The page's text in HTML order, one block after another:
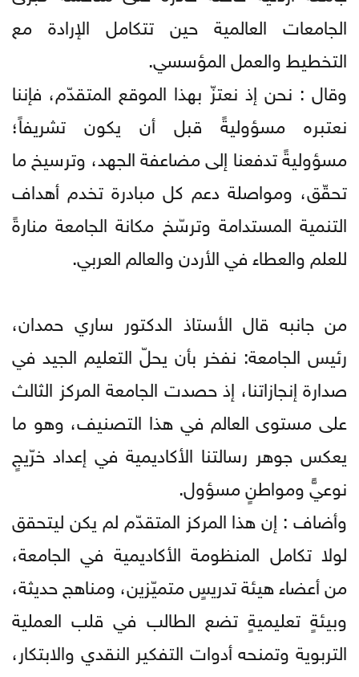
الجامعات العالمية حين تتكامل الإرادة مع
التخطيط والعمل المؤسسي.
وقال : نحن إذ نعتزّ بهذا الموقع المتقدّم، فإننا
نعتبره مسؤوليةً قبل أن يكون تشريفاً؛
مسؤوليةً تدفعنا إلى مضاعفة الجهد، وترسيخ ما
تحقّق، ومواصلة دعم كل مبادرة تخدم أهداف
التنمية المستدامة وترسّخ مكانة الجامعة منارةً
للعلم والعطاء في الأردن والعالم العربي.
من جانبه قال الأستاذ الدكتور ساري حمدان،
رئيس الجامعة: نفخر بأن يحلّ التعليم الجيد في
صدارة إنجازاتنا، إذ حصدت الجامعة المركز الثالث
على مستوى العالم في هذا التصنيف، وهو ما
يعكس جوهر رسالتنا الأكاديمية في إعداد خرّيجٍ
نوعيٍّ ومواطنٍ مسؤول.
وأضاف : إن هذا المركز المتقدّم لم يكن ليتحقق
لولا تكامل المنظومة الأكاديمية في الجامعة،
من أعضاء هيئة تدريسٍ متميّزين، ومناهج حديثة،
وبيئةٍ تعليميةٍ تضع الطالب في قلب العملية
التربوية وتمنحه أدوات التفكير النقدي والابتكار،